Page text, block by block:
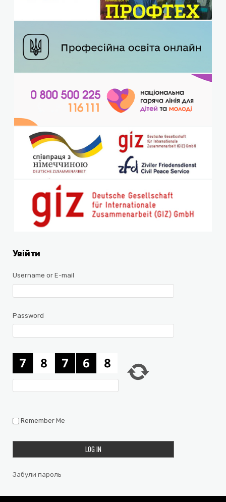
Увійти
Username or E-mail
Password
Remember Me
Забули пароль